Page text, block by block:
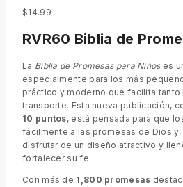
$14.99
RVR60 Biblia de
La Biblia de Promesas para Niñoses
especialmente para los más
práctico y moderno que facilita tanto
transporte. Esta nueva publicación,
10 puntos, está pensada para que
fácilmente a las promesas de Dios
disfrutar de un diseño atractivo y
fortalecer su fe.
Con más de 1,800 promesas